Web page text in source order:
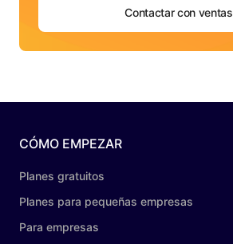
Contactar con ventas
CÓMO EMPEZAR
Planes gratuitos
Planes para pequeñas empresas
Para empresas